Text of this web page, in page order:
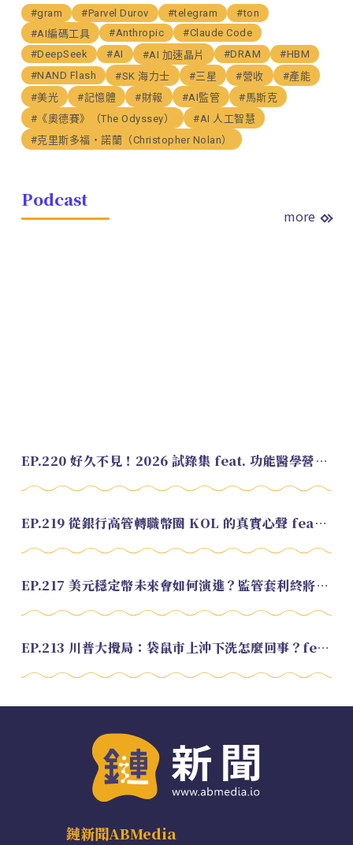
#gram #Parvel Durov #telegram
#ton
#AI編碼工具
#Anthropic
#Claude Code
#DeepSeek
#AI #AI 加速晶片 #DRAM
#HBM
#NAND Flash
#SK 海力士 #三星 #營收
#產能
#美光
#記憶體 #財報 #AI監管
#馬斯克
#《奧德賽》（The Odyssey）
#AI 人工智慧
#克里斯多福・諾蘭（Christopher Nolan）
Podcast
more
EP.220 好久不見！2026 試錄集 feat. 功能醫學營養師 美寶
EP.219 從銀行高管轉職幣圈 KOL 的真實心聲 feat.龜大
EP.217 美元穩定幣未來會如何演進？監管套利終將收斂？feat. 研究員 余哲安
EP.213 川普大攪局：袋鼠市上沖下洗怎麼回事？feat. Alvin
鏈新聞ABMedia